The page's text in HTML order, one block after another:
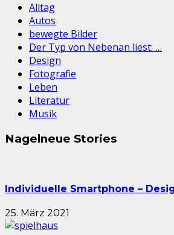
Alltag
Autos
bewegte Bilder
Der Typ von Nebenan liest: …
Design
Fotografie
Leben
Literatur
Musik
Nagelneue Stories
Individuelle Smartphone –
25. März 2021